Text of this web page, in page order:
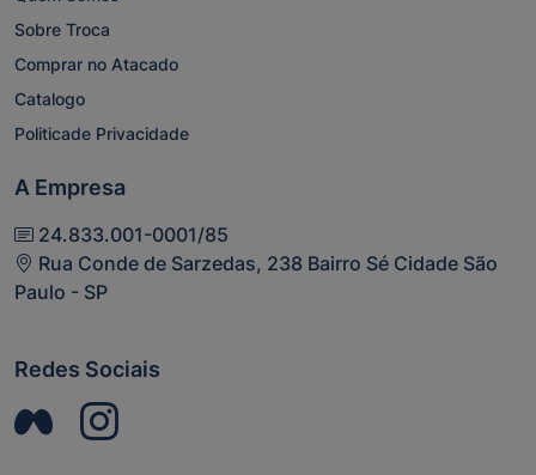
Sobre Troca
Comprar no Atacado
Catalogo
Politicade Privacidade
A Empresa
24.833.001-0001/85
Rua Conde de Sarzedas, 238 Bairro Sé Cidade São
Paulo - SP
Redes Sociais